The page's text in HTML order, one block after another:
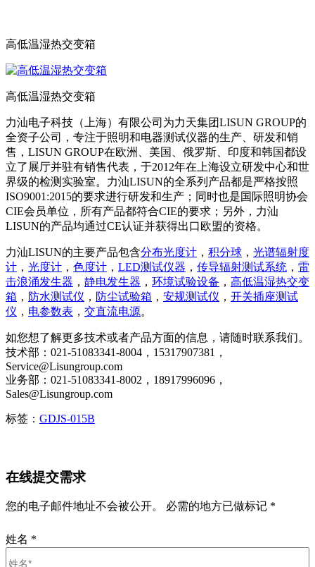
高低温湿热交变箱
高低温湿热交变箱
力汕电子科技（上海）有限公司为力天集团LISUN GROUP的
全资子公司，专注于照明和电器测试仪器的生产、研发和销
售，LISUN GROUP在欧洲、美国、俄罗斯、印度和韩国都设
立了展厅并驻有销售代表，于2012年在上海设立研发中心和世
界级的检测实验室。力汕LISUN的全系列产品都是严格按照
ISO9001:2015的要求进行研发和生产；同时也是国际照明协会
CIE会员单位，所有产品都符合CIE的要求；另外，力汕
LISUN的产品均通过CE认证并获得出口欧盟的资格。
力汕LISUN的主要产品包含分布光度计 ， 积分球 ， 光谱辐射度
计 ， 光度计 ， 色度计 ， LED测试仪器 ， 传导辐射测试系统 ， 雷
击浪涌发生器 ， 静电发生器 ， 环境试验设备 ， 高低温湿热交变
箱 ， 防水测试仪 ， 防尘试验箱 ， 安规测试仪 ， 开关插座测试
仪 ， 电参数表 ， 交直流电源。
如您想了解更多技术或者产品方面的信息，请随时联系我们。
技术部：021-51083341-8004，15317907381，
Service@Lisungroup.com
业务部：021-51083341-8002，18917996096，
Sales@Lisungroup.com
标签： GDJS-015B
在线提交需求
您的电子邮件地址不会被公开。 必需的地方已做标记 *
姓名 *